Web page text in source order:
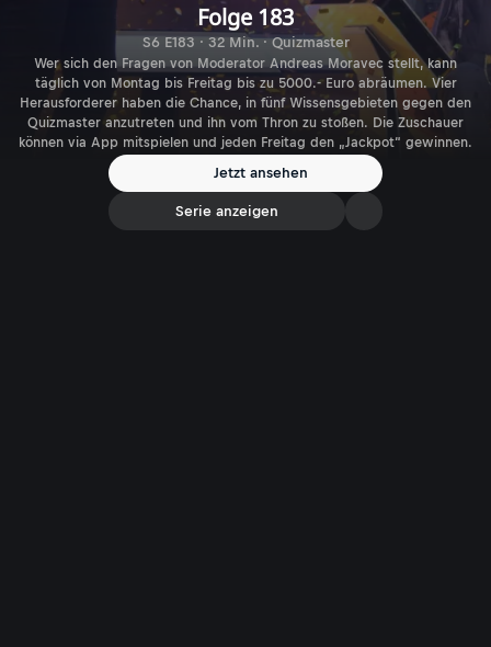
Folge 183
S6 E183 · 32 Min. · Quizmaster
Wer sich den Fragen von Moderator Andreas Moravec stellt, kann
täglich von Montag bis Freitag bis zu 5000.- Euro abräumen. Vier
Herausforderer haben die Chance, in fünf Wissensgebieten gegen den
Quizmaster anzutreten und ihn vom Thron zu stoßen. Die Zuschauer
können via App mitspielen und jeden Freitag den „Jackpot“ gewinnen.
Jetzt ansehen
Serie anzeigen